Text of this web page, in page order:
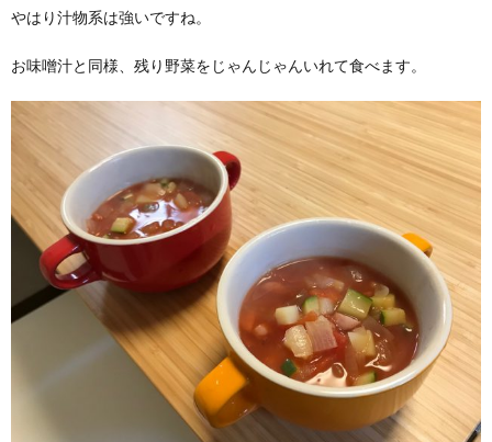
やはり汁物系は強いですね。
お味噌汁と同様、残り野菜をじゃんじゃんいれて食べます。